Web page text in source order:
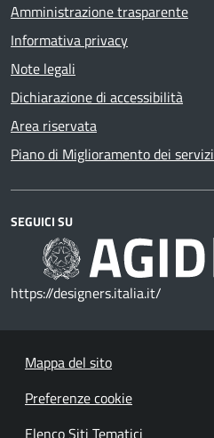
Amministrazione trasparente
Informativa privacy
Note legali
Dichiarazione di accessibilità
Area riservata
Piano di Miglioramento dei servizi
SEGUICI SU
https://designers.italia.it/
Mappa del sito
Preferenze cookie
Elenco Siti Tematici